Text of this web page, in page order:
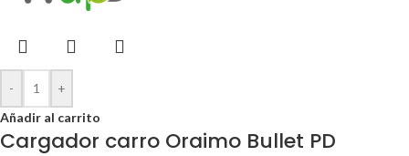
-
+
Añadir al carrito
Cargador carro Oraimo Bullet PD